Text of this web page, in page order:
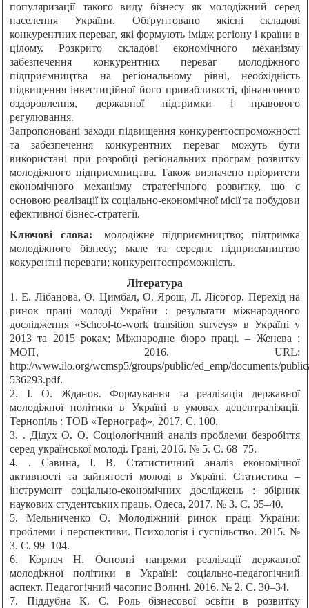
популяризації такого виду бізнесу як молодіжний серед
населення України. Обґрунтовано якісні складові
конкурентних переваг, які формують імідж регіону і країни в
цілому. Розкрито складові економічного механізму
забезпечення конкурентних переваг молодіжного
підприємництва на регіональному рівні, необхідність
підвищення інвестиційної його привабливості, фінансового
оздоровлення, державної підтримки і правового
регулювання.
Запропоновані заходи підвищення конкурентоспроможності
та забезпечення конкурентних переваг можуть бути
використані при розробці регіональних програм розвитку
молодіжного підприємництва. Також визначено пріоритети
економічного механізму стратегічного розвитку, що є
основою реалізації їх соціально-економічної місії та побудови
ефективної бізнес-стратегії.
Ключові слова:
молодіжне підприємництво; підтримка
молодіжного бізнесу; мале та середнє підприємництво
кокурентні переваги; конкурентоспроможність.
Література
1. Е. Лібанова, О. Цимбал, О. Ярош, Л. Лісогор. Перехід на
ринок праці молоді України : результати міжнародного
дослідження «School-to-work transition surveys» в Україні у
2013 та 2015 роках; Міжнародне бюро праці. – Женева :
МОП, 2016. URL:
http://www.ilo.org/wcmsp5/groups/public/ed_emp/documents/
536293.pdf.
2. І. О. Жданов. Формування та реалізація державної
молодіжної політики в Україні в умовах децентралізації.
Тернопіль : ТОВ «Тернограф», 2017. С. 100.
3. . Дідух О. О. Соціологічний аналіз проблеми безробіття
серед української молоді. Грані, 2016. № 5. С. 68–75.
4. . Савина, І. В. Статистичний аналіз економічної
активності та зайнятості молоді в Україні. Статистика –
інструмент соціально-економічних досліджень : збірник
наукових студентських праць. Одеса, 2017. № 3. С. 35–40.
5. Мельниченко О. Молодіжний ринок праці України:
проблеми і перспективи. Психологія і суспільство. 2015. №
3. С. 99–104.
6. Корпач Н. Основні напрями реалізації державної
молодіжної політики в Україні: соціально-педагогічний
аспект. Педагогічний часопис Волині. 2016. № 2. С. 30–34.
7. Піддубна К. С. Роль бізнесової освіти в розвитку